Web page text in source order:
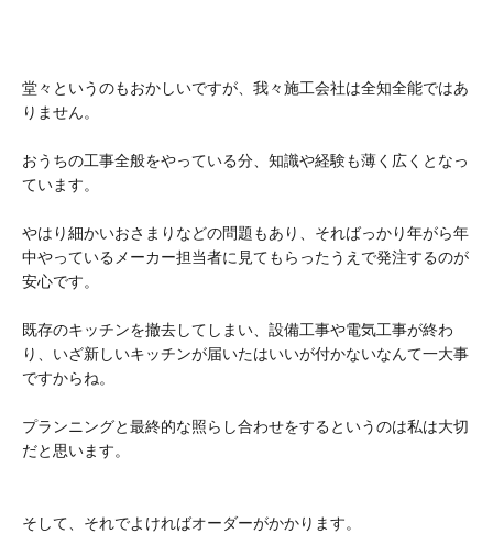
堂々というのもおかしいですが、我々施工会社は全知全能ではあ
りません。
おうちの工事全般をやっている分、知識や経験も薄く広くとなっ
ています。
やはり細かいおさまりなどの問題もあり、そればっかり年がら年
中やっているメーカー担当者に見てもらったうえで発注するのが
安心です。
既存のキッチンを撤去してしまい、設備工事や電気工事が終わ
り、いざ新しいキッチンが届いたはいいが付かないなんて一大事
ですからね。
プランニングと最終的な照らし合わせをするというのは私は大切
だと思います。
そして、それでよければオーダーがかかります。